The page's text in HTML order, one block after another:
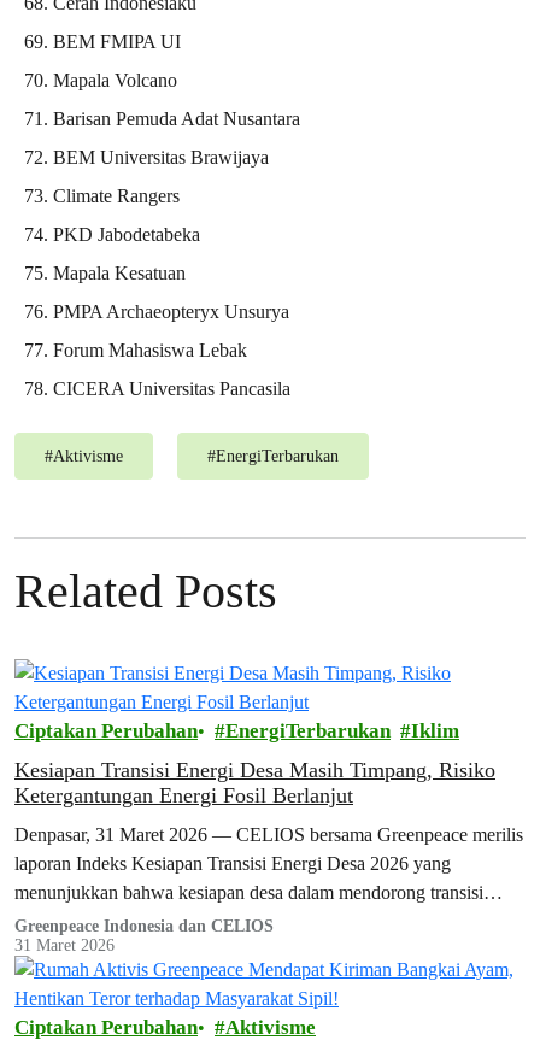
BEM FMIPA UI
Mapala Volcano
Barisan Pemuda Adat Nusantara
BEM Universitas Brawijaya
Climate Rangers
PKD Jabodetabeka
Mapala Kesatuan
PMPA Archaeopteryx Unsurya
Forum Mahasiswa Lebak
CICERA Universitas Pancasila
#Aktivisme #EnergiTerbarukan
Related Posts
Ciptakan Perubahan EnergiTerbarukan Iklim
Kesiapan Transisi Energi Desa Masih Timpang, Risiko
Ketergantungan Energi Fosil Berlanjut
Denpasar, 31 Maret 2026 — CELIOS bersama Greenpeace merilis
laporan Indeks Kesiapan Transisi Energi Desa 2026 yang
menunjukkan bahwa kesiapan desa dalam mendorong transisi
energi bersih di Indonesia masih menghadapi…
Greenpeace Indonesia dan CELIOS
31 Maret 2026
Ciptakan Perubahan Aktivisme